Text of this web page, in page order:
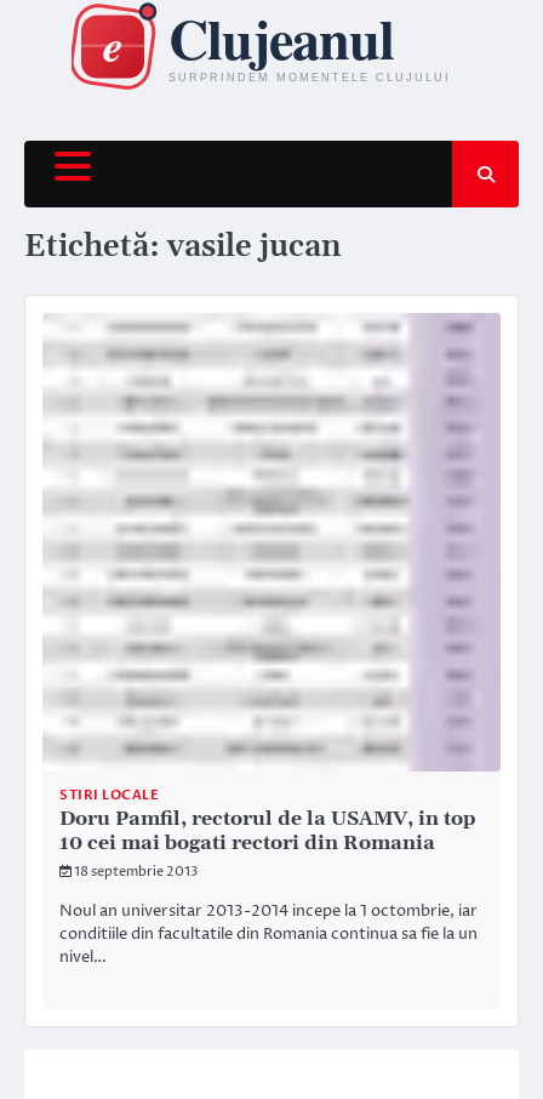
content
Etichetă:vasile jucan
STIRI LOCALE
Doru Pamfil, rectorul de la USAMV, in top
10 cei mai bogati rectori din Romania
18 septembrie 2013
Noul an universitar 2013-2014 incepe la 1 octombrie, iar
conditiile din facultatile din Romania continua sa fie la un
nivel…